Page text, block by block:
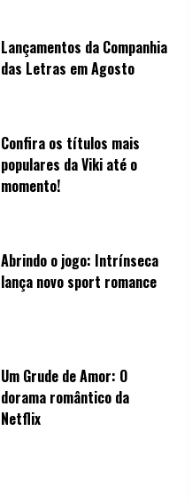
Lançamentos da Companhia
das Letras em Agosto
Confira os títulos mais
populares da Viki até o
momento!
Abrindo o jogo: Intrínseca
lança novo sport romance
Um Grude de Amor: O
dorama romântico da
Netflix